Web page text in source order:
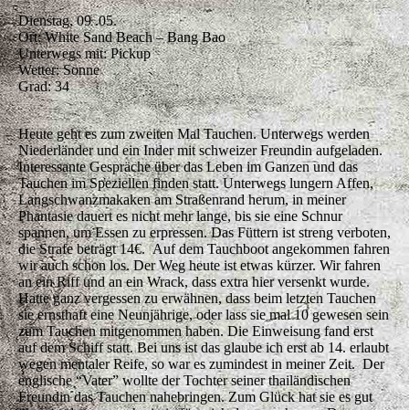
Dienstag, 09 .05.
Ort: White Sand Beach – Bang Bao
Unterwegs mit: Pickup
Wetter: Sonne
Grad: 34
Heute geht es zum zweiten Mal Tauchen. Unterwegs werden
Niederländer und ein Inder mit schweizer Freundin aufgeladen.
Interessante Gespräche über das Leben im Ganzen und das
Tauchen im Speziellen finden statt. Unterwegs lungern Affen,
Langschwanzmakaken am Straßenrand herum, in meiner
Phantasie dauert es nicht mehr lange, bis sie eine Schnur
spannen, um Essen zu erpressen. Das Füttern ist streng verboten,
die Strafe beträgt 14€. Auf dem Tauchboot angekommen fahren
wir auch schon los. Der Weg heute ist etwas kürzer. Wir fahren
an ein Riff und an ein Wrack, dass extra hier versenkt wurde.
Hatte ganz vergessen zu erwähnen, dass beim letzten Tauchen
sie ernsthaft eine Neunjährige, oder lass sie mal 10 gewesen sein
zum Tauchen mitgenommen haben. Die Einweisung fand erst
auf dem Schiff statt. Bei uns ist das glaube ich erst ab 14. erlaubt
wegen mentaler Reife, so war es zumindest in meiner Zeit. Der
englische “Vater” wollte der Tochter seiner thailändischen
Freundin das Tauchen nahebringen. Zum Glück hat sie es gut